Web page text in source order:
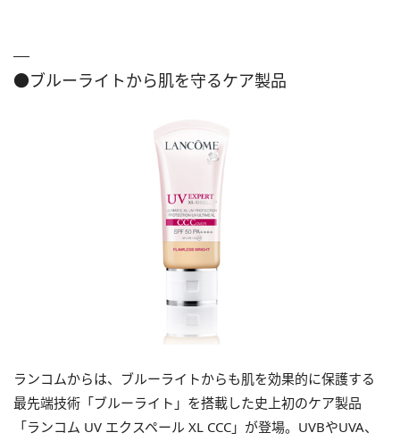
●ブルーライトから肌を守るケア製品
ランコムからは、ブルーライトからも肌を効果的に保護する
最先端技術「ブルーライト」を搭載した史上初のケア製品
「ランコム UV エクスペール XL CCC」が登場。UVBやUVA、